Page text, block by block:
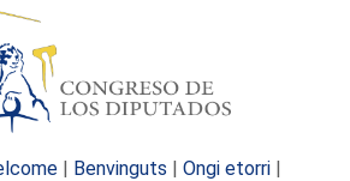
| Benvinguts | Ongi etorri |